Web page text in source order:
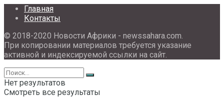
Главная
Контакты
© 2018-2020 Новости Африки - newssahara.com.
При копировании материалов требуется указание
активной и индексируемой ссылки на сайт.
Нет результатов
Смотреть все результаты